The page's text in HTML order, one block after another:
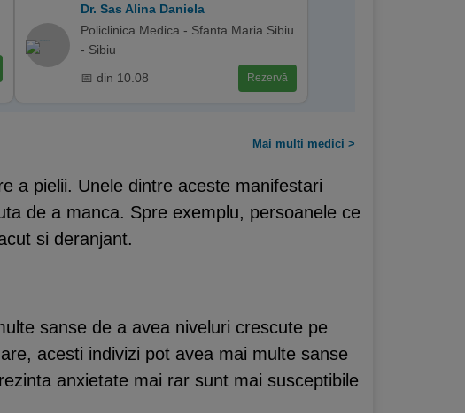
Dr. Sas Alina Daniela
Policlinica Medica - Sfanta Maria Sibiu
- Sibiu
📅 din 10.08 Rezervă
Mai multi medici >
a pielii. Unele dintre aceste manifestari
de a manca. Spre exemplu, persoanele ce
si deranjant.
sanse de a avea niveluri crescute pe
acesti indivizi pot avea mai multe sanse
anxietate mai rar sunt mai susceptibile